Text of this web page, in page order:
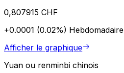
0,807915 CHF
+0.0001 (0.02%) Hebdomadaire
Afficher le graphique
Yuan ou renminbi chinois